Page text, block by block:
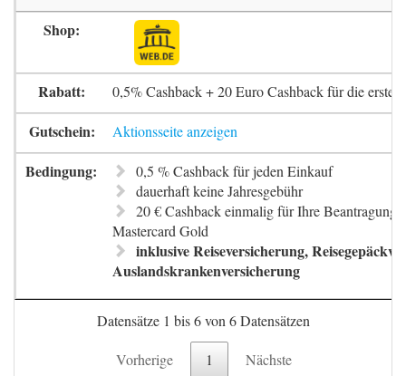
0,5% Cashback + 20 Euro Cashback für die erste
Aktionsseite anzeigen
0,5 % Cashback für jeden Einkauf
dauerhaft keine Jahresgebühr
20 € Cashback einmalig für Ihre Beantragung
Mastercard Gold
inklusive Reiseversicherung,
Auslandskrankenversicherung
Datensätze 1 bis 6 von 6 Datensätzen
Vorherige 1 Nächste